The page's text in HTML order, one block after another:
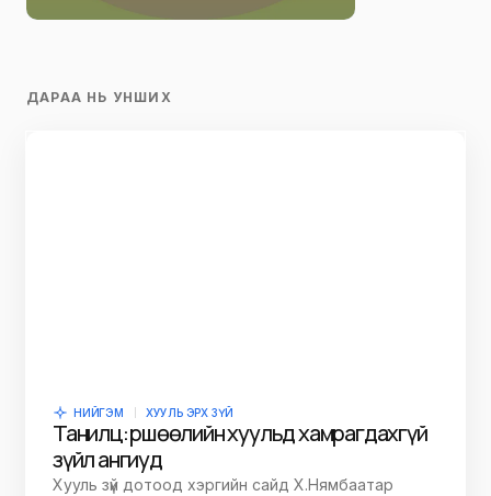
ДАРАА НЬ УНШИХ
НИЙГЭМ ХУУЛЬ ЭРХ ЗҮЙ
Танилц: Өршөөлийн хуульд хамрагдахгүй
зүйл ангиуд
Хууль зүй дотоод хэргийн сайд Х.Нямбаатар